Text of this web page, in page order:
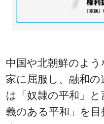
中国や北朝鮮のよ
家に屈服し、融和
は「奴隷の平和」
義のある平和」を